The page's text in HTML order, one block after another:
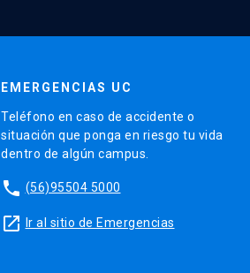
EMERGENCIAS UC
Teléfono en caso de accidente o
situación que ponga en riesgo tu vida
dentro de algún campus.
phone (56)95504 5000
launch Ir al sitio de Emergencias